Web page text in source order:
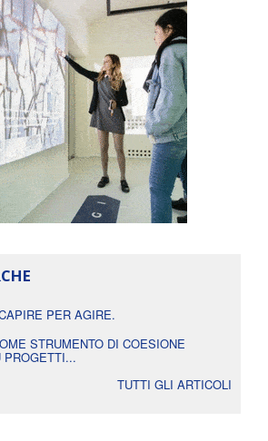
PER AGIRE.
STRUMENTO DI COESIONE
PROGETTI...
TUTTI GLI ARTICOLI